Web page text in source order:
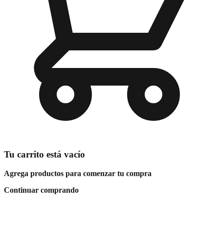
Tu carrito está vacío
Agrega productos para comenzar tu compra
Continuar comprando